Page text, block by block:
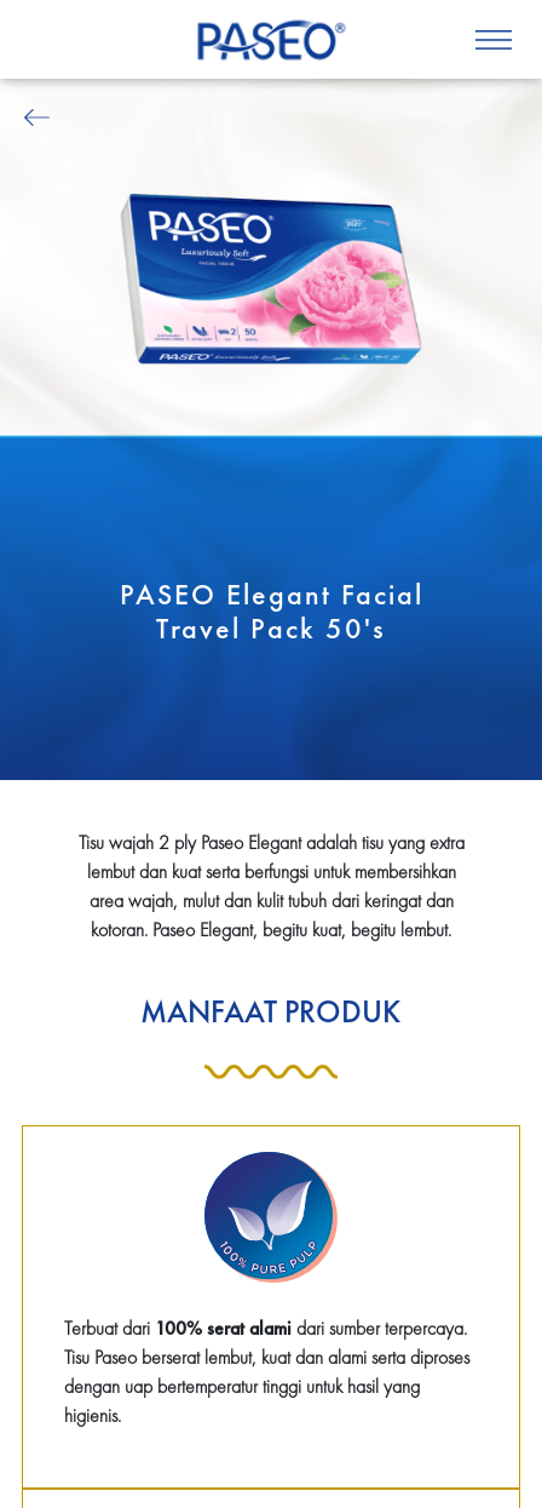
PASEO Elegant Facial
Travel Pack 50's
Tisu wajah 2 ply Paseo Elegant adalah tisu yang extra
lembut dan kuat serta berfungsi untuk membersihkan
area wajah, mulut dan kulit tubuh dari keringat dan
kotoran. Paseo Elegant, begitu kuat, begitu lembut.
MANFAAT PRODUK
Terbuat dari 100% serat alamidari sumber terpercaya.
Tisu Paseo berserat lembut, kuat dan alami serta diproses
dengan uap bertemperatur tinggi untuk hasil yang
higienis.